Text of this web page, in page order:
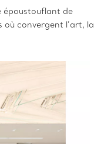
époustouflant de
où convergent l’art, la